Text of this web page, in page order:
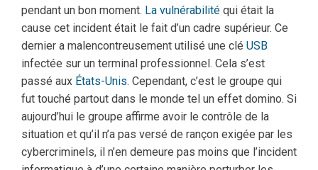
pendant un bon moment. La vulnérabilité qui était la
cause cet incident était le fait d’un cadre supérieur. Ce
dernier a malencontreusement utilisé une clé USB
infectée sur un terminal professionnel. Cela s’est
passé aux États-Unis. Cependant, c’est le groupe qui
fut touché partout dans le monde tel un effet domino. Si
aujourd’hui le groupe affirme avoir le contrôle de la
situation et qu’il n’a pas versé de rançon exigée par les
cybercriminels, il n’en demeure pas moins que l’incident